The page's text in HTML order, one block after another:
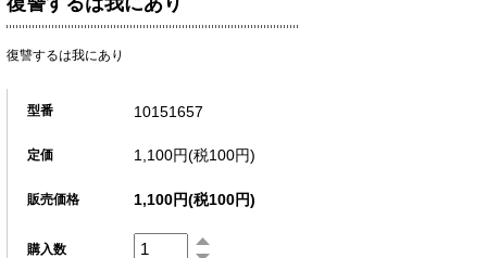
復讐するは我にあり
型番 10151657
定価 1,100円(税100円)
販売価格 1,100円(税100円)
購入数